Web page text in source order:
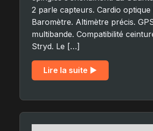
2 parle capteurs. Cardio optique
Baromètre. Altimètre précis.
multibande. Compatibilité
Stryd. Le […]
Lire la suite ▶︎